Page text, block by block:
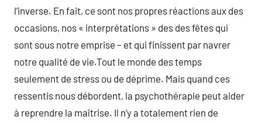
l’inverse. En fait, ce sont nos propres réactions aux des
occasions, nos « interprétations » des des fêtes qui
sont sous notre emprise – et qui finissent par navrer
notre qualité de vie.Tout le monde des temps
seulement de stress ou de déprime. Mais quand ces
ressentis nous débordent, la psychothérapie peut aider
à reprendre la maîtrise. Il n’y a totalement rien de